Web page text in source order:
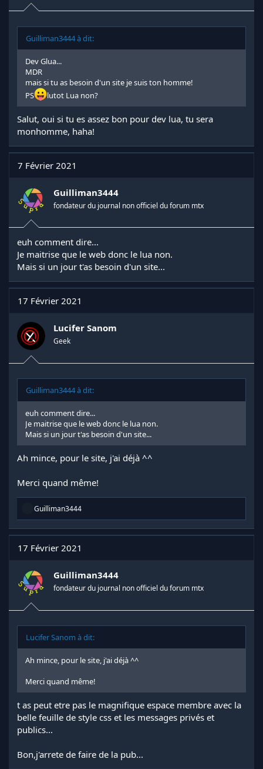
Guilliman3444 à dit:
Dev Glua...
MDR
mais si tu as besoin d'un site je suis ton homme!
PS
lutot Lua non?
Salut, oui si tu es assez bon pour dev lua, tu sera
monhomme, haha!
7 Février 2021
Guilliman3444
fondateur du journal non officiel du forum mtx
euh comment dire...
Je maitrise que le web donc le lua non.
Mais si un jour t'as besoin d'un site...
17 Février 2021
Lucifer Sanom
Geek
Guilliman3444 à dit:
euh comment dire...
Je maitrise que le web donc le lua non.
Mais si un jour t'as besoin d'un site...
Ah mince, pour le site, j'ai déjà ^^
Merci quand même!
R
a
c
t
n
s
:
Guilliman3444
17 Février 2021
Guilliman3444
fondateur du journal non officiel du forum mtx
Lucifer Sanom à dit:
Ah mince, pour le site, j'ai déjà ^^
Merci quand même!
t as peut etre pas le magnifique espace membre avec la
belle feuille de style css et les messages privés et
publics...
Bon,j'arrete de faire de la pub...